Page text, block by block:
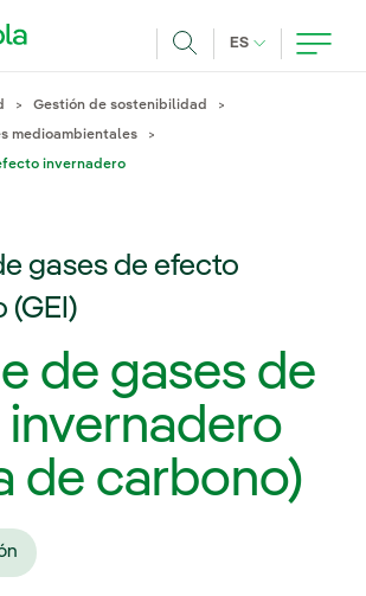
ES IDIOMA
Gestión de sostenibilidad
medioambientales
invernadero
gases de efecto
(GEI)
de gases de
de carbono)